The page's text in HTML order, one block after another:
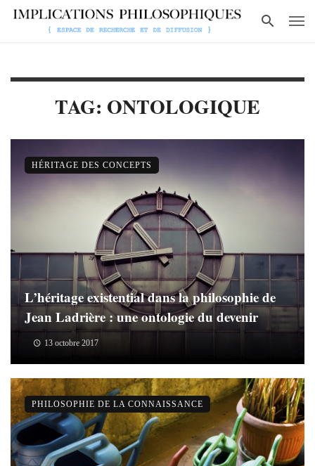
TAG: ONTOLOGIQUE
L’héritage existential dans la philosophie de
Jean Ladrière : une ontologie du devenir
13 octobre 2017
HÉRITAGE DES CONCEPTS
PHILOSOPHIE DE LA CONNAISSANCE